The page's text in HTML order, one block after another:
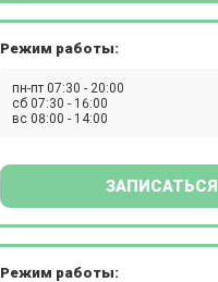
Режим работы:
пн-пт 07:30 - 20:00
сб 07:30 - 16:00
вс 08:00 - 14:00
ЗАПИСАТЬСЯ
Режим работы: